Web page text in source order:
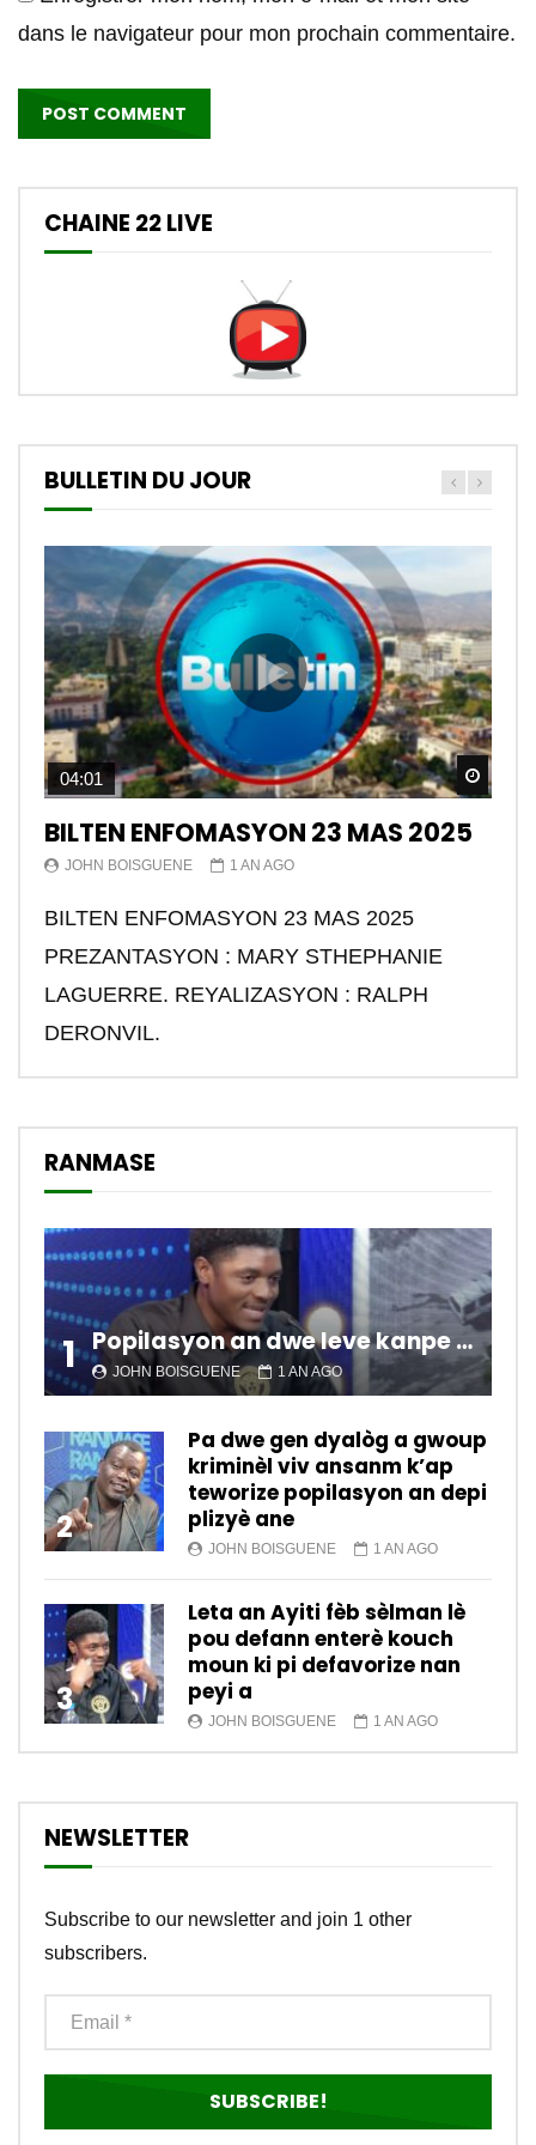
dans le navigateur pour mon prochain commentaire.
CHAINE 22 LIVE
BULLETIN DU JOUR
04:01
BILTEN ENFOMASYON 23 MAS 2025
JOHN BOISGUENE 1 AN AGO
BILTEN ENFOMASYON 23 MAS 2025
PREZANTASYON : MARY STHEPHANIE
LAGUERRE. REYALIZASYON : RALPH
DERONVIL.
RANMASE
1 Popilasyon an dwe leve kanpe pou chanje sitiyasyon kawotik l’ap viv nan peyi a.
JOHN BOISGUENE 1 AN AGO
2
Pa dwe gen dyalòg a gwoup
kriminèl viv ansanm k’ap
teworize popilasyon an depi
plizyè ane
JOHN BOISGUENE 1 AN AGO
3
Leta an Ayiti fèb sèlman lè
pou defann enterè kouch
moun ki pi defavorize nan
peyi a
JOHN BOISGUENE 1 AN AGO
NEWSLETTER
Subscribe to our newsletter and join 1 other
subscribers.